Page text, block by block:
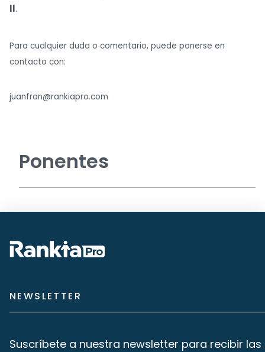
II.
Para cualquier duda o comentario, puede ponerse en
contacto con:
juanfran@rankiapro.com
Ponentes
NEWSLETTER
Suscríbete a nuestra newsletter para recibir las